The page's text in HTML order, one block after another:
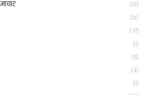
(10)
(12)
(77)
(1)
(5)
(3)
(1)